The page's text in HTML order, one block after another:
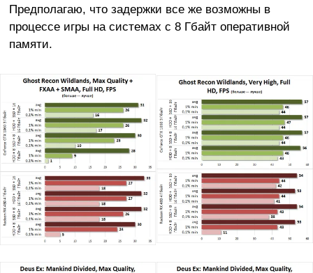
Предполагаю, что задержки все же возможны в
процессе игры на системах с 8 Гбайт оперативной
памяти.